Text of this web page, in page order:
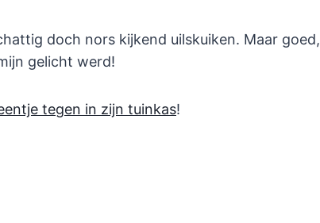
doch nors kijkend uilskuiken. Maar goed,
gelicht werd!
tegen in zijn tuinkas!